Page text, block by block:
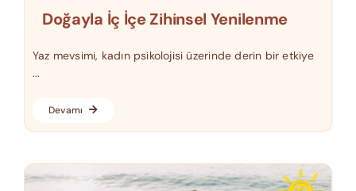
Doğayla İç İçe Zihinsel Yenilenme
Yaz mevsimi, kadın psikolojisi üzerinde derin bir etkiye
...
Devamı